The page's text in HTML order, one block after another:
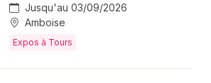
Jusqu'au 03/09/2026
Amboise
Expos à Tours